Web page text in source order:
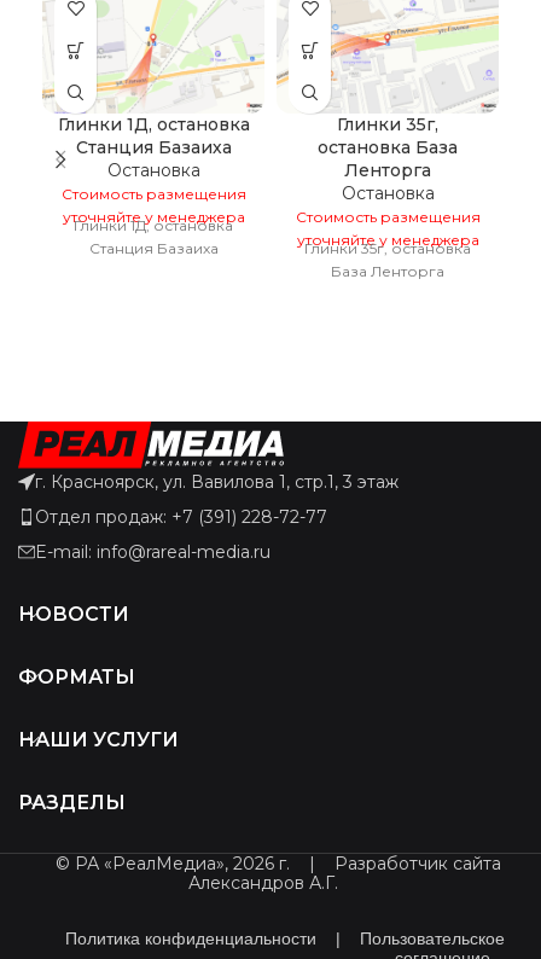
Глинки 1Д, остановка
Станция Базаиха
Остановка
Стоимость размещения
уточняйте у менеджера
Глинки 1Д, остановка
Станция Базаиха
Глинки 35г,
остановка База
Ленторга
Остановка
Стоимость размещения
уточняйте у менеджера
Глинки 35г, остановка
База Ленторга
г. Красноярск, ул. Вавилова 1, стр.1, 3 этаж
Отдел продаж: +7 (391) 228-72-77
E-mail: info@rareal-media.ru
НОВОСТИ
ФОРМАТЫ
НАШИ УСЛУГИ
РАЗДЕЛЫ
© РА «РеалМедиа», 2026 г. |
Разработчик сайта
Александров А.Г.
Политика конфиденциальности |
Пользовательское